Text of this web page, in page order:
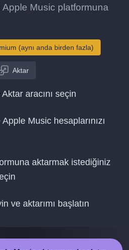
Music platformuna
(aynı anda birden fazla)
Aktar
aracını seçin
Music hesaplarınızı
aktarmak istediğiniz
ve aktarımı başlatın